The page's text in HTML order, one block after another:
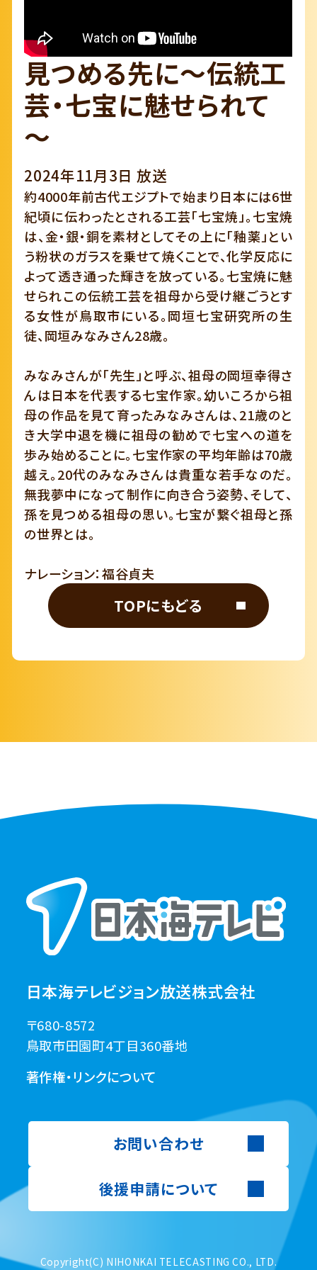
見つめる先に～伝統工
芸・七宝に魅せられて
～
2024年11月3日 放送
約4000年前古代エジプトで始まり日本には6世
紀頃に伝わったとされる工芸「七宝焼」。七宝焼
は、金・銀・銅を素材としてその上に「釉薬」とい
う粉状のガラスを乗せて焼くことで、化学反応に
よって透き通った輝きを放っている。七宝焼に魅
せられこの伝統工芸を祖母から受け継ごうとす
る女性が鳥取市にいる。岡垣七宝研究所の生
徒、岡垣みなみさん28歳。
みなみさんが「先生」と呼ぶ、祖母の岡垣幸得さ
んは日本を代表する七宝作家。幼いころから祖
母の作品を見て育ったみなみさんは、21歳のと
き大学中退を機に祖母の勧めで七宝への道を
歩み始めることに。七宝作家の平均年齢は70歳
越え。20代のみなみさんは貴重な若手なのだ。
無我夢中になって制作に向き合う姿勢、そして、
孫を見つめる祖母の思い。七宝が繋ぐ祖母と孫
の世界とは。
ナレーション：福谷貞夫
TOPにもどる
日本海テレビジョン放送株式会社
〒680-8572
鳥取市田園町4丁目360番地
著作権・リンクについて
お問い合わせ
後援申請について
Copyright(C) NIHONKAI TELECASTING CO., LTD.